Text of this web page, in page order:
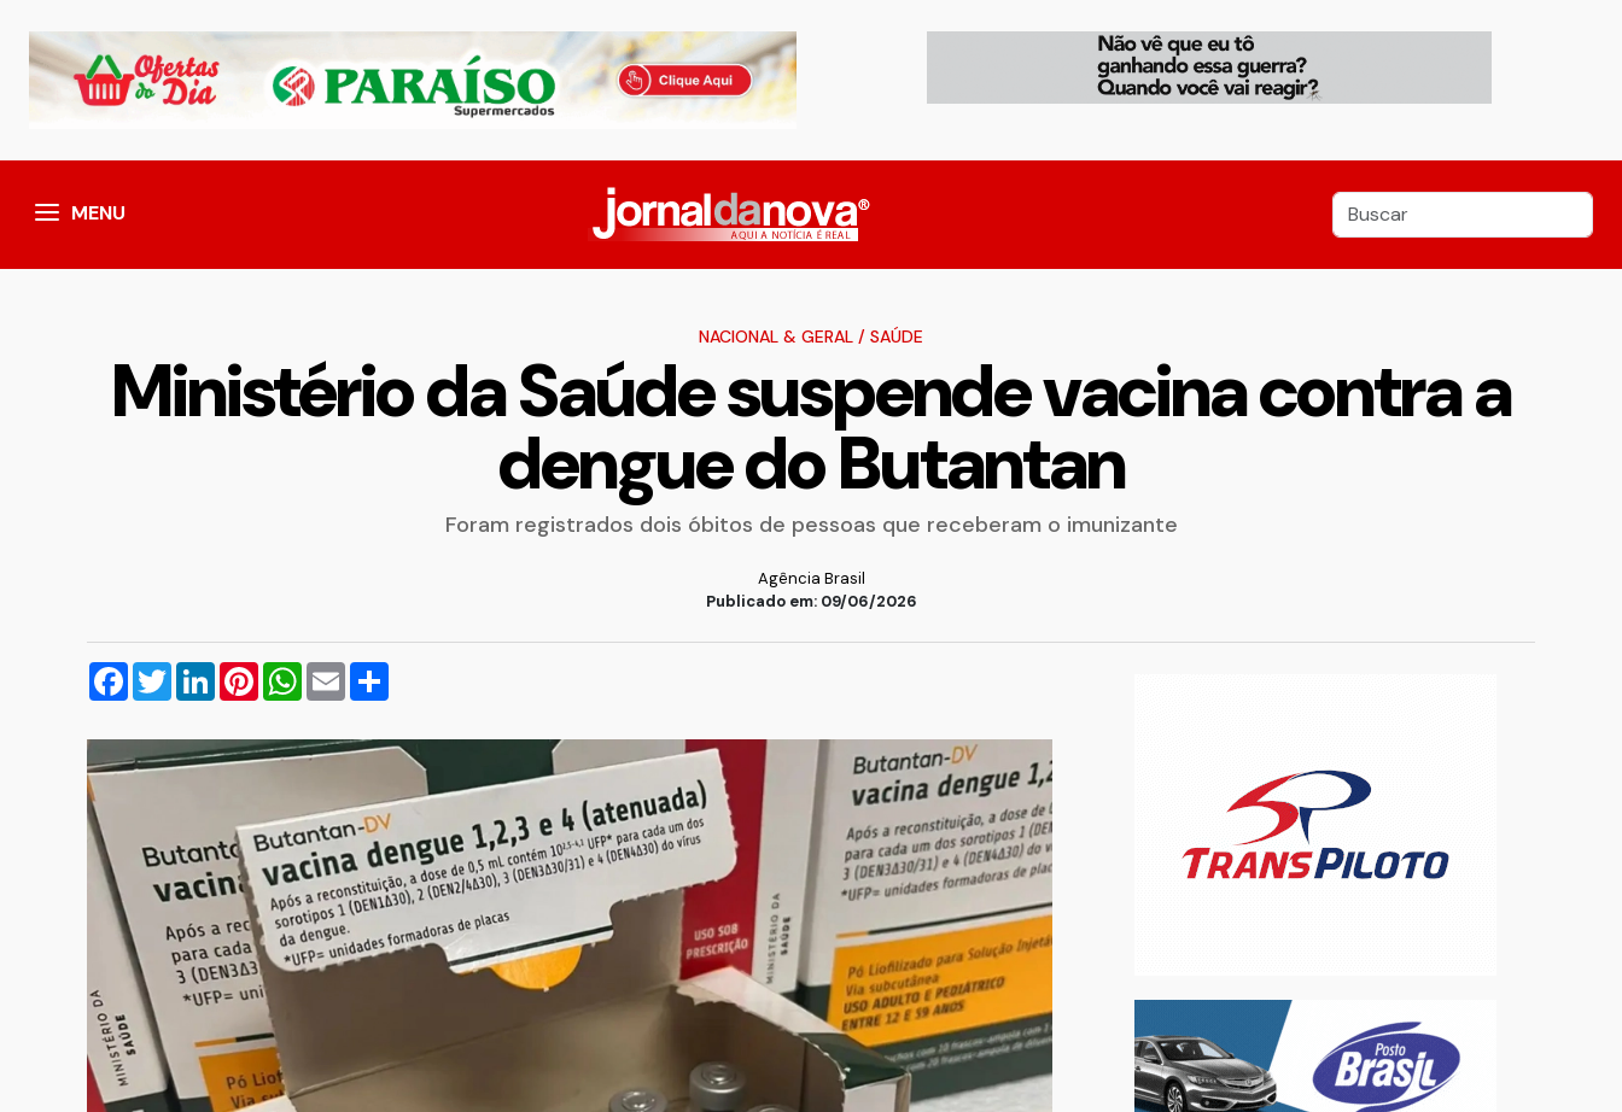
MENU
NACIONAL & GERAL / SAÚDE
Ministério da Saúde suspende vacina contra a
dengue do Butantan
Foram registrados dois óbitos de pessoas que receberam o imunizante
Agência Brasil
Publicado em: 09/06/2026
Facebook
TwitterLinkedInPinterestWhatsApp
Email